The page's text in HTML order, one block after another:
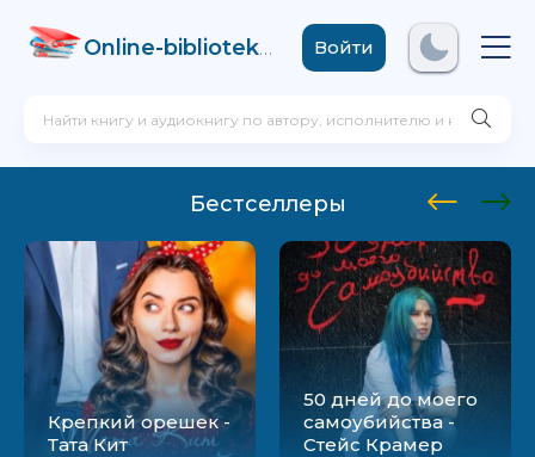
Online-biblioteka .comВойти
Бестселлеры
Крепкий орешек -
Тата Кит
50 дней до моего
самоубийства -
Стейс Крамер